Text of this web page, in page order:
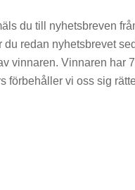
du till nyhetsbreven
du redan nyhetsbrevet
vinnaren. Vinnaren har
förbehåller vi oss sig